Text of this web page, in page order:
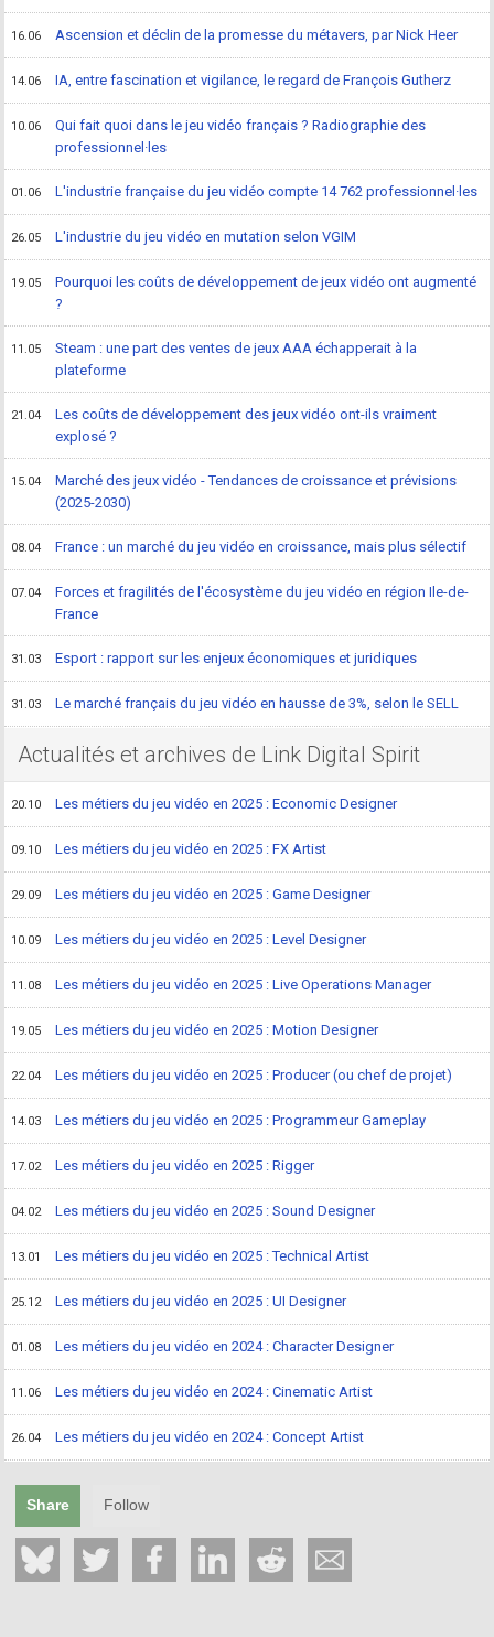
16.06 Ascension et déclin de la promesse du métavers, par Nick Heer
14.06 IA, entre fascination et vigilance, le regard de François Gutherz
10.06
Qui fait quoi dans le jeu vidéo français ? Radiographie des
professionnel·les
01.06 L'industrie française du jeu vidéo compte 14 762 professionnel·les
26.05 L'industrie du jeu vidéo en mutation selon VGIM
19.05
Pourquoi les coûts de développement de jeux vidéo ont augmenté
?
11.05
Steam : une part des ventes de jeux AAA échapperait à la
plateforme
21.04
Les coûts de développement des jeux vidéo ont-ils vraiment
explosé ?
15.04
Marché des jeux vidéo - Tendances de croissance et prévisions
(2025-2030)
08.04 France : un marché du jeu vidéo en croissance, mais plus sélectif
07.04
Forces et fragilités de l'écosystème du jeu vidéo en région Ile-de-
France
31.03 Esport : rapport sur les enjeux économiques et juridiques
31.03 Le marché français du jeu vidéo en hausse de 3%, selon le SELL
Actualités et archives de Link Digital Spirit
20.10 Les métiers du jeu vidéo en 2025 : Economic Designer
09.10 Les métiers du jeu vidéo en 2025 : FX Artist
29.09 Les métiers du jeu vidéo en 2025 : Game Designer
10.09 Les métiers du jeu vidéo en 2025 : Level Designer
11.08 Les métiers du jeu vidéo en 2025 : Live Operations Manager
19.05 Les métiers du jeu vidéo en 2025 : Motion Designer
22.04 Les métiers du jeu vidéo en 2025 : Producer (ou chef de projet)
14.03 Les métiers du jeu vidéo en 2025 : Programmeur Gameplay
17.02 Les métiers du jeu vidéo en 2025 : Rigger
04.02 Les métiers du jeu vidéo en 2025 : Sound Designer
13.01 Les métiers du jeu vidéo en 2025 : Technical Artist
25.12 Les métiers du jeu vidéo en 2025 : UI Designer
01.08 Les métiers du jeu vidéo en 2024 : Character Designer
11.06 Les métiers du jeu vidéo en 2024 : Cinematic Artist
26.04 Les métiers du jeu vidéo en 2024 : Concept Artist
Share Follow